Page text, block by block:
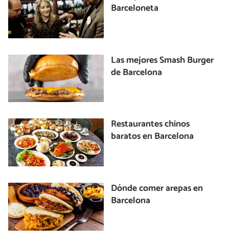
Barceloneta
Las mejores Smash Burger
de Barcelona
Restaurantes chinos
baratos en Barcelona
Dónde comer arepas en
Barcelona